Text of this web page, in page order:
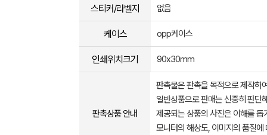
스티커/라벨지 없음
케이스 opp케이스
인쇄위치크기 90x30mm
판촉상품 안내
판촉물은 판촉을 목적으로 제작하
일반상품으로 판매는 신중히 판단
제공되는 상품의 사진은 이해를
모니터의 해상도, 이미지의 품질